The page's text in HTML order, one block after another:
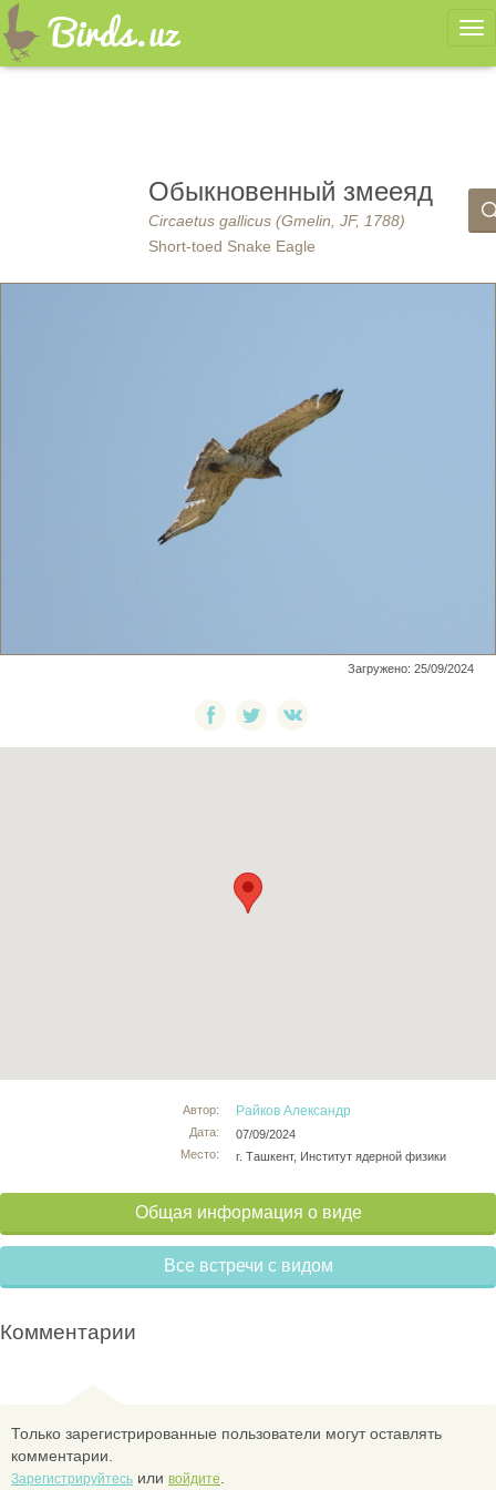
Обыкновенный змееяд
Circaetus gallicus (Gmelin, JF, 1788)
Short-toed Snake Eagle
Загружено: 25/09/2024
Автор:
Дата:
Место:
Райков Александр
07/09/2024
г. Ташкент, Институт ядерной физики
Общая информация о виде
Все встречи с видом
Комментарии
Только зарегистрированные пользователи могут оставлять
комментарии.
Зарегистрируйтесь или войдите